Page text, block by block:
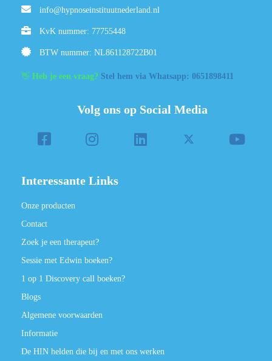
info@hypnoseinstituutnederland.nl
KvK nummer: 77755448
BTW nummer: NL861128722B01
👋 Heb je een vraag? Stel hem via Whatsapp: 0651898411
Volg ons op Social Media
Interessante Links
Onze producten
Contact
Zoek je een therapeut?
Sessie met Edwin boeken?
1 op 1 Discovery call boeken?
Blogs
Algemene voorwaarden
Informatie
De HIN helden die bij en met ons werken